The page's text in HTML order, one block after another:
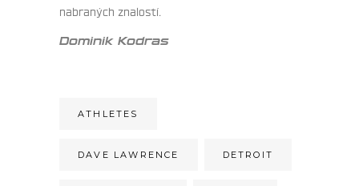
nabraných znalostí.
Dominik Kodras
ATHLETES
DAVE LAWRENCE DETROIT